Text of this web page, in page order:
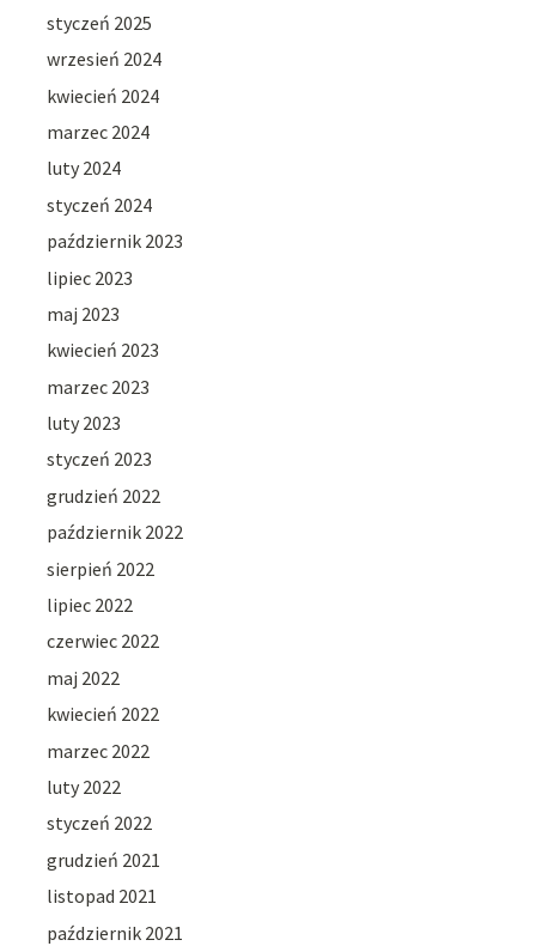
styczeń 2025
wrzesień 2024
kwiecień 2024
marzec 2024
luty 2024
styczeń 2024
październik 2023
lipiec 2023
maj 2023
kwiecień 2023
marzec 2023
luty 2023
styczeń 2023
grudzień 2022
październik 2022
sierpień 2022
lipiec 2022
czerwiec 2022
maj 2022
kwiecień 2022
marzec 2022
luty 2022
styczeń 2022
grudzień 2021
listopad 2021
październik 2021